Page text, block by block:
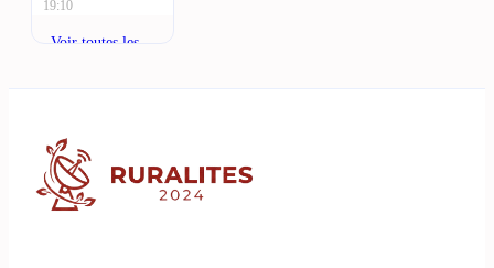
19:10
Légende vivante
du Tarn, Jean
Jaurès reste une
Voir toutes les